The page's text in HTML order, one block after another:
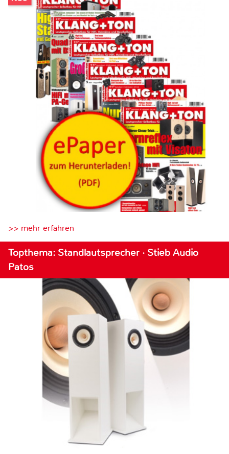
>> mehr erfahren
Topthema: Standlautsprecher · Stieb Audio
Patos